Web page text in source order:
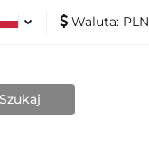
Waluta: PLN
Nowości